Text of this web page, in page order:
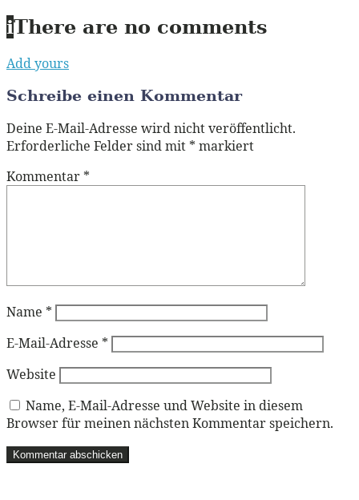
iThere are no comments
Add yours
Schreibe einen Kommentar
Deine E-Mail-Adresse wird nicht veröffentlicht.
Erforderliche Felder sind mit * markiert
Kommentar *
Name *
E-Mail-Adresse *
Website
Name, E-Mail-Adresse und Website in diesem
Browser für meinen nächsten Kommentar speichern.